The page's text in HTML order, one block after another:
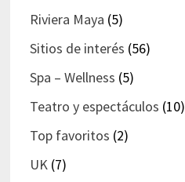
Riviera Maya (5)
Sitios de interés (56)
Spa – Wellness (5)
Teatro y espectáculos (10)
Top favoritos (2)
UK(7)